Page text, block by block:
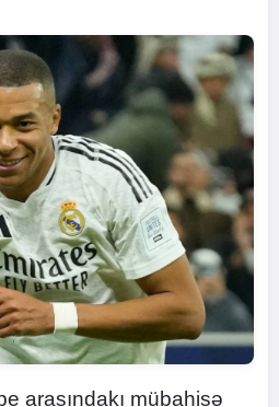
arasındakı mübahisə